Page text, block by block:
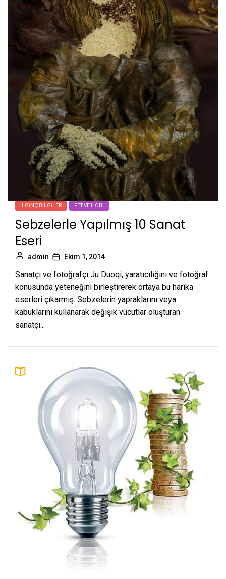
İLGINÇ BILGILER PET VE HOBI
Sebzelerle Yapılmış 10 Sanat
Eseri
admin Ekim 1, 2014
Sanatçı ve fotoğrafçı Ju Duoqi, yaratıcılığını ve fotoğraf
konusunda yeteneğini birleştirerek ortaya bu harika
eserleri çıkarmış. Sebzelerin yapraklarını veya
kabuklarını kullanarak değişik vücutlar oluşturan
sanatçı...